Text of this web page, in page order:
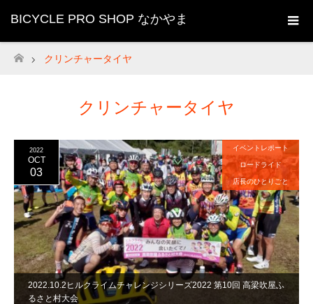
BICYCLE PRO SHOP なかやま
ホーム
クリンチャータイヤ
クリンチャータイヤ
2022.10.2ヒルクライムチャレンジシリーズ2022 第10回 高梁吹屋ふ
るさと村大会
2022
OCT
03
イベントレポート
ロードライド
店長のひとりごと